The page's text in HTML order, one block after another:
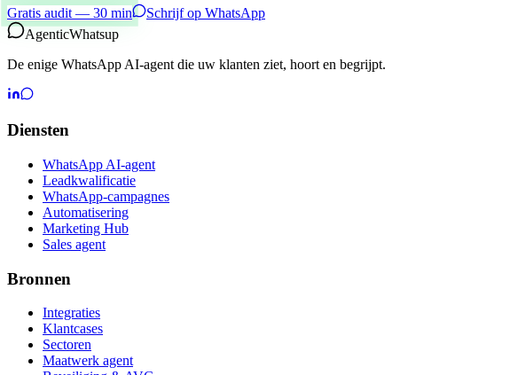
Gratis audit — 30 min
Schrijf op WhatsApp
AgenticWhatsup
De enige WhatsApp AI-agent die uw klanten ziet, hoort en begrijpt.
Diensten
WhatsApp AI-agent
Leadkwalificatie
WhatsApp-campagnes
Automatisering
Marketing Hub
Sales agent
Bronnen
Integraties
Klantcases
Sectoren
Maatwerk agent